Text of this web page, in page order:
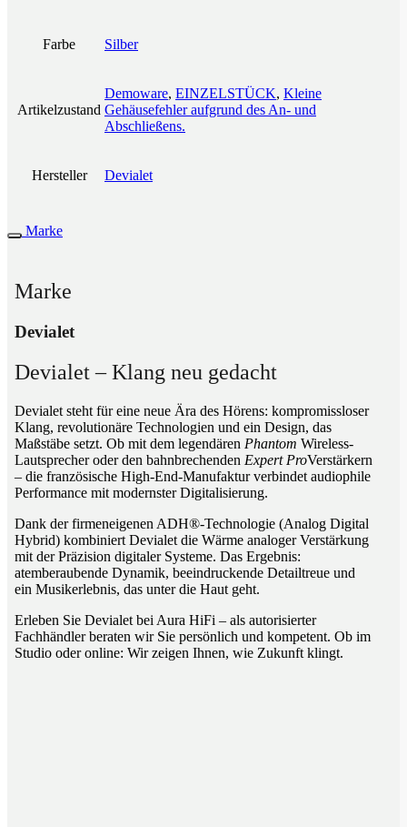
Farbe Silber
Artikelzustand
Demoware, EINZELSTÜCK, Kleine
Gehäusefehler aufgrund des An- und
Abschließens.
Hersteller Devialet
Marke
Marke
Devialet
Devialet – Klang neu gedacht
Devialet steht für eine neue Ära des Hörens: kompromissloser
Klang, revolutionäre Technologien und ein Design, das
Maßstäbe setzt. Ob mit dem legendären Phantom Wireless-
Lautsprecher oder den bahnbrechenden Expert ProVerstärkern
– die französische High-End-Manufaktur verbindet audiophile
Performance mit modernster Digitalisierung.
Dank der firmeneigenen ADH®-Technologie (Analog Digital
Hybrid) kombiniert Devialet die Wärme analoger Verstärkung
mit der Präzision digitaler Systeme. Das Ergebnis:
atemberaubende Dynamik, beeindruckende Detailtreue und
ein Musikerlebnis, das unter die Haut geht.
Erleben Sie Devialet bei Aura HiFi – als autorisierter
Fachhändler beraten wir Sie persönlich und kompetent. Ob im
Studio oder online: Wir zeigen Ihnen, wie Zukunft klingt.